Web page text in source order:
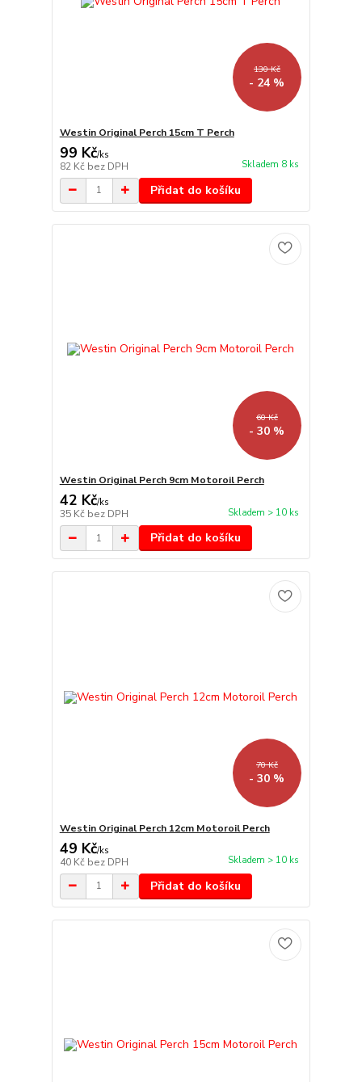
130 Kč
- 24 %
Westin Original Perch 15cm T Perch
99 Kč/ks
82 Kč bez DPH Skladem 8 ks
Přidat do košíku
60 Kč
- 30 %
Westin Original Perch 9cm Motoroil Perch
42 Kč/ks
35 Kč bez DPH Skladem > 10 ks
Přidat do košíku
70 Kč
- 30 %
Westin Original Perch 12cm Motoroil Perch
49 Kč/ks
40 Kč bez DPH Skladem > 10 ks
Přidat do košíku